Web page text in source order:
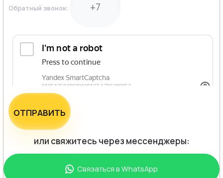
Обратный звонок:
ОТПРАВИТЬ
или свяжитесь через мессенджеры:
Связаться вWhatsApp